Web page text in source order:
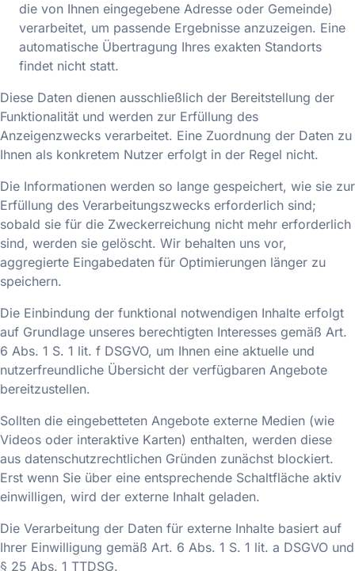
die von Ihnen eingegebene Adresse oder Gemeinde)
verarbeitet, um passende Ergebnisse anzuzeigen. Eine
automatische Übertragung Ihres exakten Standorts
findet nicht statt.
Diese Daten dienen ausschließlich der Bereitstellung der
Funktionalität und werden zur Erfüllung des
Anzeigenzwecks verarbeitet. Eine Zuordnung der Daten zu
Ihnen als konkretem Nutzer erfolgt in der Regel nicht.
Die Informationen werden so lange gespeichert, wie sie zur
Erfüllung des Verarbeitungszwecks erforderlich sind;
sobald sie für die Zweckerreichung nicht mehr erforderlich
sind, werden sie gelöscht. Wir behalten uns vor,
aggregierte Eingabedaten für Optimierungen länger zu
speichern.
Die Einbindung der funktional notwendigen Inhalte erfolgt
auf Grundlage unseres berechtigten Interesses gemäß Art.
6 Abs. 1 S. 1 lit. f DSGVO, um Ihnen eine aktuelle und
nutzerfreundliche Übersicht der verfügbaren Angebote
bereitzustellen.
Sollten die eingebetteten Angebote externe Medien (wie
Videos oder interaktive Karten) enthalten, werden diese
aus datenschutzrechtlichen Gründen zunächst blockiert.
Erst wenn Sie über eine entsprechende Schaltfläche aktiv
einwilligen, wird der externe Inhalt geladen.
Die Verarbeitung der Daten für externe Inhalte basiert auf
Ihrer Einwilligung gemäß Art. 6 Abs. 1 S. 1 lit. a DSGVO und
§ 25 Abs. 1 TTDSG.